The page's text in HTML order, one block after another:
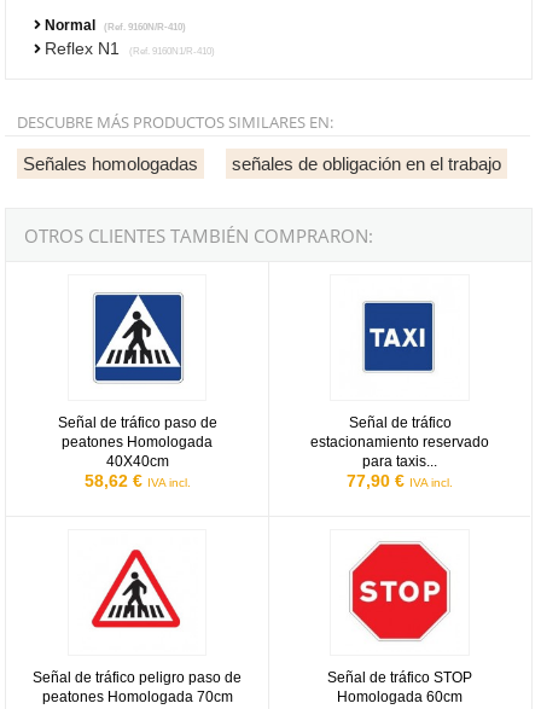
Normal (Ref. 9160N/R-410)
Reflex N1 (Ref. 9160N1/R-410)
DESCUBRE MÁS PRODUCTOS SIMILARES EN:
Señales homologadas señales de obligación en el trabajo
OTROS CLIENTES TAMBIÉN COMPRARON:
Señal de tráfico paso de
peatones Homologada
40X40cm
58,62 € IVA incl.
Señal de tráfico
estacionamiento reservado
para taxis...
77,90 € IVA incl.
Señal de tráfico peligro paso de
peatones Homologada 70cm
Señal de tráfico STOP
Homologada 60cm